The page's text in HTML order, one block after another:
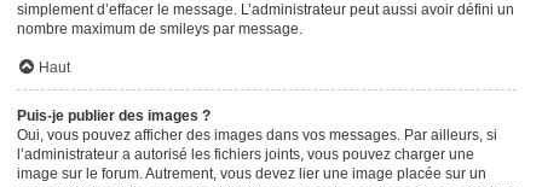
simplement d’effacer le message. L’administrateur peut aussi avoir défini un
nombre maximum de smileys par message.
Haut
Puis-je publier des images ?
Oui, vous pouvez afficher des images dans vos messages. Par ailleurs, si
l’administrateur a autorisé les fichiers joints, vous pouvez charger une
image sur le forum. Autrement, vous devez lier une image placée sur un